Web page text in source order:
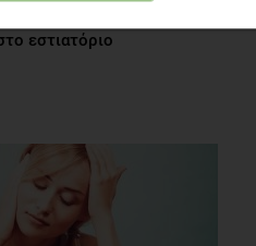
εστιατόριο